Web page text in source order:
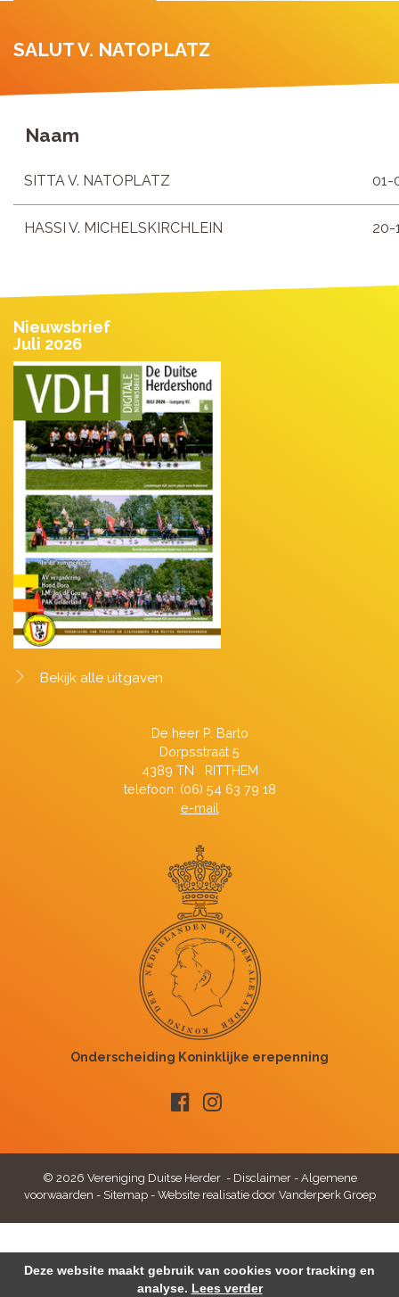
SALUT V. NATOPLATZ
Naam
SITTA V. NATOPLATZ 01-
HASSI V. MICHELSKIRCHLEIN 20-
Nieuwsbrief
Juli 2026
Bekijk alle uitgaven
De heer P. Barto
Dorpsstraat 5
4389 TN RITTHEM
telefoon: (06) 54 63 79 18
e-mail
© 2026 Vereniging Duitse Herder - Disclaimer- Algemene
voorwaarden - Sitemap- Website realisatie door Vanderperk Groep
Deze website maakt gebruik van cookies voor tracking en
analyse. Lees verder